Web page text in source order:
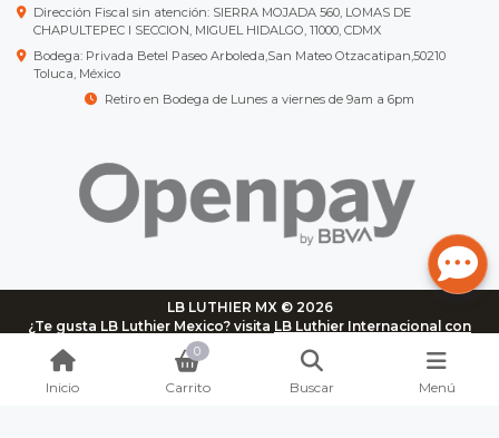
Dirección Fiscal sin atención: SIERRA MOJADA 560, LOMAS DE
CHAPULTEPEC I SECCION, MIGUEL HIDALGO, 11000, CDMX
Bodega: Privada Betel Paseo Arboleda,San Mateo Otzacatipan,50210
Toluca, México
Retiro en Bodega de Lunes a viernes de 9am a 6pm
LB LUTHIER MX © 2026
¿Te gusta LB Luthier Mexico? visita LB Luthier Internacional con
más de 3.000 productos disponibles
Inicio
0
Carrito Buscar Menú